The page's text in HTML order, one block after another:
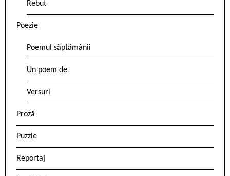
Rebut
Poezie
Poemul săptămânii
Un poem de
Versuri
Proză
Puzzle
Reportaj